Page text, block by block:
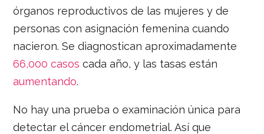
órganos reproductivos de las mujeres y de
personas con asignación femenina cuando
nacieron. Se diagnostican aproximadamente
66,000 casos cada año, y las tasas están
aumentando.
No hay una prueba o examinación única para
detectar el cáncer endometrial. Así que